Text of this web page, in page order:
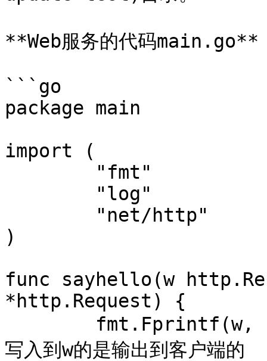
**Web服务的代码main.go**
```go
package main
import (
)
func sayhello(w
*http.Request) {
写入到w的是输出到客户端的